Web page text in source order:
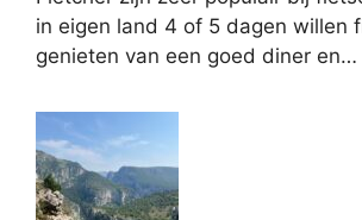
in eigen land 4 of 5 dagen willen
genieten van een goed diner en…